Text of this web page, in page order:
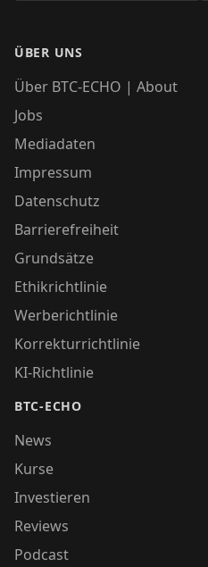
ÜBER UNS
Über BTC-ECHO | About
Jobs
Mediadaten
Impressum
Datenschutz
Barrierefreiheit
Grundsätze
Ethikrichtlinie
Werberichtlinie
Korrekturrichtlinie
KI-Richtlinie
BTC-ECHO
News
Kurse
Investieren
Reviews
Podcast